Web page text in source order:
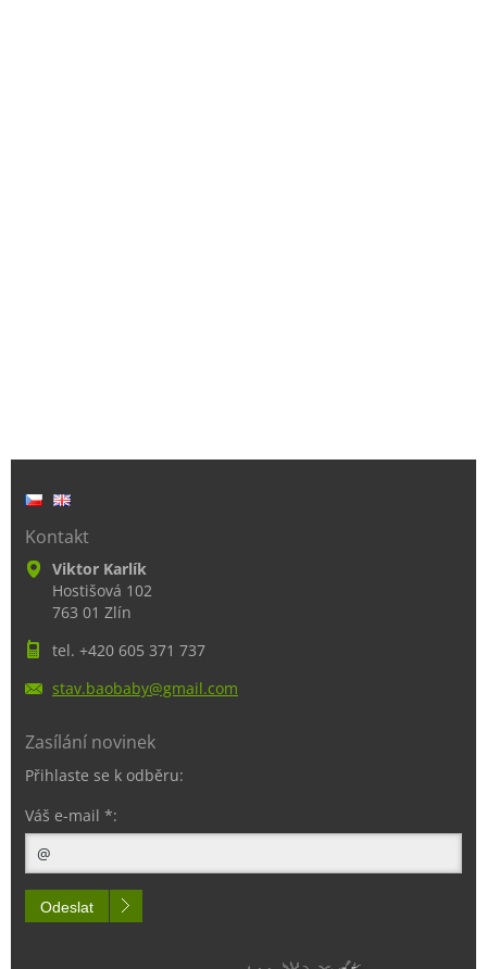
Kontakt
Viktor Karlík
Hostišová 102
763 01 Zlín
tel. +420 605 371 737
stav.baobaby@gmail.com
Zasílání novinek
Přihlaste se k odběru:
Váš e-mail *:
Odeslat